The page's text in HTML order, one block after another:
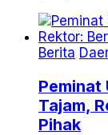
Berita
Peminat
Tajam,
Pihak